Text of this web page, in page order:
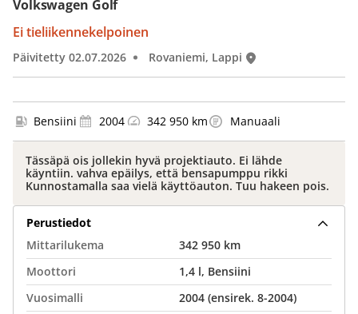
Volkswagen Golf
Ei tieliikennekelpoinen
Päivitetty 02.07.2026 Rovaniemi, Lappi
Bensiini 2004 342 950 km Manuaali
Tässäpä ois jollekin hyvä projektiauto. Ei lähde
käyntiin. vahva epäilys, että bensapumppu rikki
Kunnostamalla saa vielä käyttöauton. Tuu hakeen pois.
Perustiedot
Mittarilukema
342 950 km
Moottori
1,4 l, Bensiini
Vuosimalli
2004 (ensirek. 8-2004)